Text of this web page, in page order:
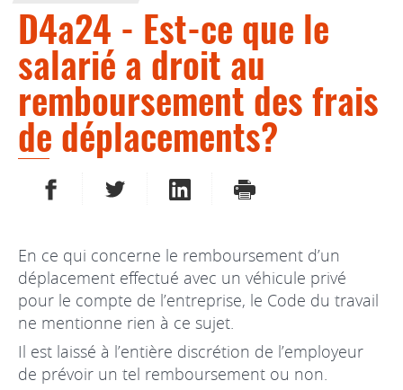
D4a24 - Est-ce que le
salarié a droit au
remboursement des frais
de déplacements?
PARTAGER SUR FACEBOOK
PARTAGER SUR TWITTER
PARTAGER SUR LINKEDIN
IMPRIMER
En ce qui concerne le remboursement d’un
déplacement effectué avec un véhicule privé
pour le compte de l’entreprise, le Code du travail
ne mentionne rien à ce sujet.
Il est laissé à l’entière discrétion de l’employeur
de prévoir un tel remboursement ou non.